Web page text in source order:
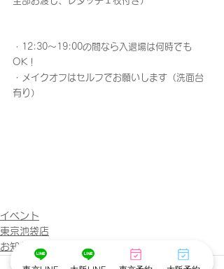
・12:30〜19:00の間なら入退場は何時でも
OK！
・メイクオフはセルフでお願いします（洗面台
有り）
イベント
東京池袋店
お知らせ